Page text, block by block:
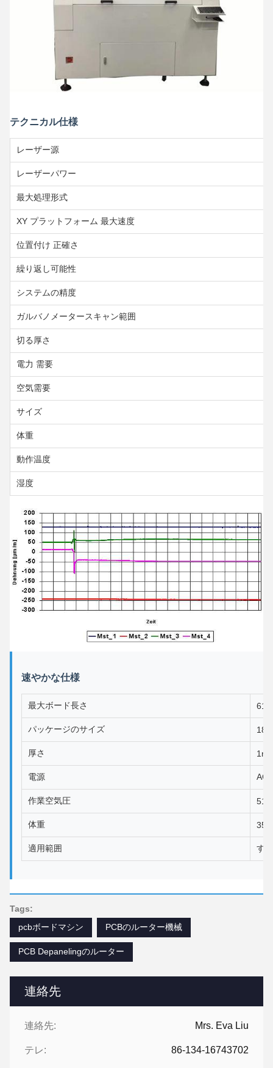
連絡先
連絡先: Mrs. Eva Liu
テレ: 86-134-16743702
テクニカル仕様
レーザー源
レーザーパワー
最大処理形式
XY プラットフォーム 最大速度
位置付け 正確さ
繰り返し可能性
システムの精度
ガルバノメータースキャン範囲
切る厚さ
電力 需要
空気需要
サイズ
体重
動作温度
湿度
速やかな仕様
最大ボード長さ 610
パッケージのサイズ
厚さ
電源
作業空気圧
体重
適用範囲 す
Tags:
pcbボードマシン
PCBのルーター機械
PCB Depanelingのルーター